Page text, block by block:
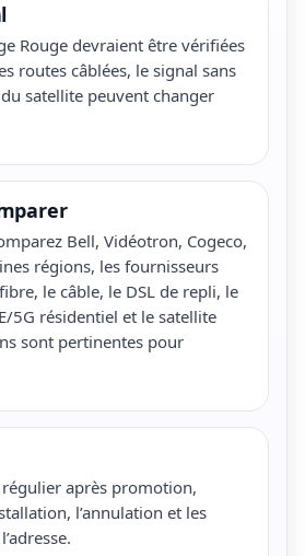
Rouge devraient être vérifiées
routes câblées, le signal sans
satellite peuvent changer
Bell, Vidéotron, Cogeco,
régions, les fournisseurs
le câble, le DSL de repli, le
5G résidentiel et le satellite
sont pertinentes pour
après promotion,
l’annulation et les